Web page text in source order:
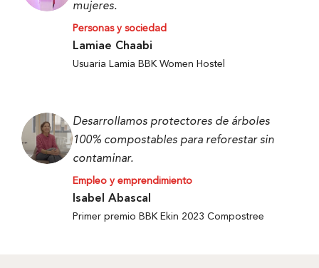
mujeres.
Personas y sociedad
Lamiae Chaabi
Usuaria Lamia BBK Women Hostel
Desarrollamos protectores de árboles
100% compostables para reforestar sin
contaminar.
Empleo y emprendimiento
Isabel Abascal
Primer premio BBK Ekin 2023 Compostree